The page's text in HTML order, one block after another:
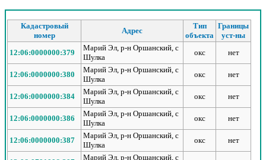
Кадастровый
номер
Адрес
Тип
объекта
Границы
уст-ны
12:06:0000000:379
Марий Эл, р-н Оршанский, с
Шулка
окс нет
12:06:0000000:380
Марий Эл, р-н Оршанский, с
Шулка
окс нет
12:06:0000000:384
Марий Эл, р-н Оршанский, с
Шулка
окс нет
12:06:0000000:386
Марий Эл, р-н Оршанский, с
Шулка
окс нет
12:06:0000000:387
Марий Эл, р-н Оршанский, с
Шулка
окс нет
Марий Эл, р-н Оршанский, с